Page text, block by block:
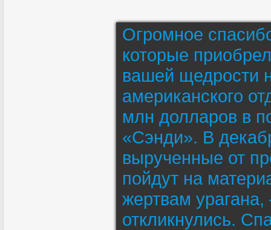
Огромное
которые
вашей щедрости
американского
млн долларов в
«Сэнди». В
вырученные от
пойдут на
жертвам
откликнулись.